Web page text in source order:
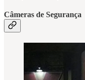
Câmeras de Segurança